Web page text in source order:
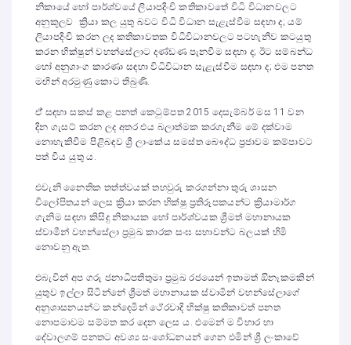
නිකායේ හෝ පාර්ශ්වයේ ලියාපදිංචි කතිකාවතේ විධි විධානවලට
අනුකූලව ක්‍රියා කල යුතු බවට විධි විධාන සැළැස්වීම සඳහා ද; යම්
ලියාපදිංචි කරන ලද කතිකාවතක විධිවිධානවලට පටහැනිව කටයුතු
කරන භික්ෂුන් වහන්සේලාට දණ්ඩණ පැනවීම සඳහා ද; ඊට සම්බන්ධ
හෝ අනුශාංග කාරණා සඳහා විධිවිධාන සැළැස්වීම සඳහා ද; එම පනත
මඟින් අරමුණු කොට තිබුණි.
ඒ් සඳහා සකස් කළ පනත් කෙටුම්පත 2015 දෙසැම්බර් මස 11 වන
දින ගැසට් කරන ලද අතර එය බලාත්මක කරගැනීම මේ දක්වාම
නොහැකිවීම පිළිබඳව ශ්‍රී ලාංකේය සමස්ත බෞද්ධ ප්‍රජාවම කම්පාවට
පත් විය යුතු ය.
එවැනි නෛතික තත්ත්වයක් තහවුරු කරගන්නා තුරු ශාසන
විලෝපිතයන් ලෙස ක්‍රියා කරන භික්ෂු ප්‍රතිරූපකයන්ට ක්‍රියාමාර්ග
ගැනිම සඳහා කිසිදු නිකායක ‌හෝ පාර්ශ්වයක ශ්‍රීමත් මහානායක
ස්වාමීන් වහන්සේලා ප්‍රමුඛ කාරක සංඝ සභාවන්ට බලයක් හිමි
නොවනු ඇත.
එබැවින් අප ගරු ජනාධිපතිතුමා ප්‍රමුඛ රජයෙන් ඉතාමත් ඔිනෑකමකින්
යුතුව ඉල්ලා සිටින්නේ ශ්‍රීමත් මහානායක ස්වාමින් වහන්සේලාගේ
අනුශාසනයන්ට කන්දෙමින් ථේරවාදි භික්ෂු කතිකාවත් පනත
නොපමාවම සම්මත කර දෙන ලෙස ය. එමෙන් ම විහාර හා
දේවාලගම් පනතට අවශ්‍ය සංශෝධනයන් ගෙන එමින් ශ්‍රී ලංකාවේ